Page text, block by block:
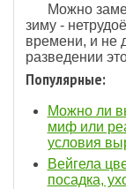
Можно
зиму -
времени, и не
разведении
Популярные:
Можно ли
миф или
условия
Вейгела
посадка,